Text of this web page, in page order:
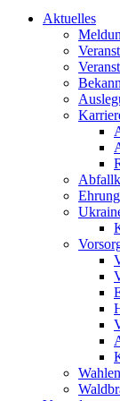
Aktuelles
Wahlen